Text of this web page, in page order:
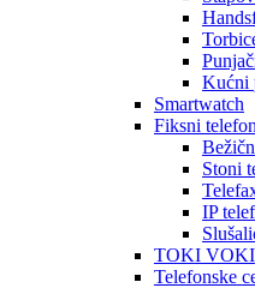
Kućni
Smartwatch
Fiksni
Stoni
IP
TOKI VOKI
Telefonske